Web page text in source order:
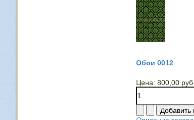
Обои 0012
Цена: 800,00 руб